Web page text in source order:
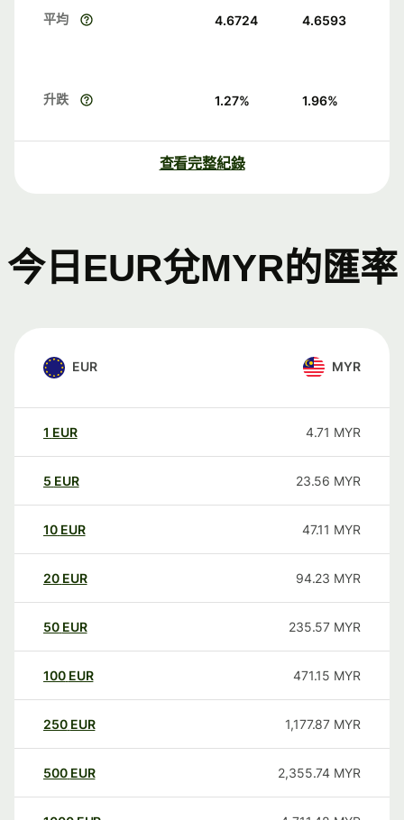
平均 4.6724 4.6593
升跌 1.27% 1.96%
查看完整紀錄
今日EUR兌MYR的匯率
EUR MYR
1 EUR 4.71 MYR
5 EUR 23.56 MYR
10 EUR 47.11 MYR
20 EUR 94.23 MYR
50 EUR 235.57 MYR
100 EUR 471.15 MYR
250 EUR 1,177.87 MYR
500 EUR 2,355.74 MYR